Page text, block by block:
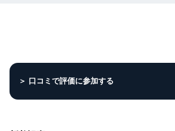
＞ 口コミで評価に参加する